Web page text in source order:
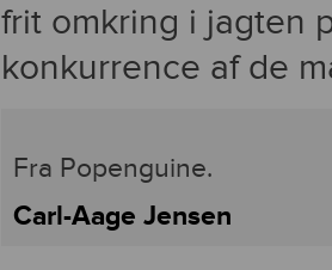
frit omkring i jagten
konkurrence af de
Fra Popenguine.
Carl-Aage Jensen